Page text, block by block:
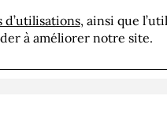
, ainsi que
à améliorer notre site.
Réalisations Actualités